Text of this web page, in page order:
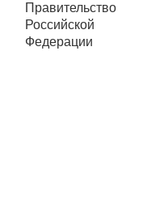
Правительство
Российской
Федерации